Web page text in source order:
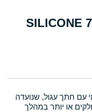
340.00×6.00
עם חתך עגול, שנועדה
או יותר במהלך